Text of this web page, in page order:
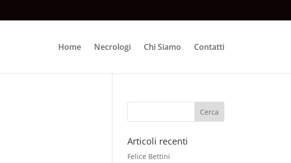
Home Necrologi Chi Siamo Contatti
Articoli recenti
Felice Bettini